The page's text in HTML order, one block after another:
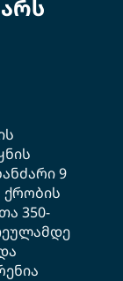
9
ქრობის
350-